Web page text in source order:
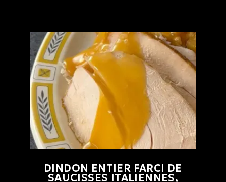
DINDON ENTIER FARCI DE
SAUCISSES ITALIENNES,